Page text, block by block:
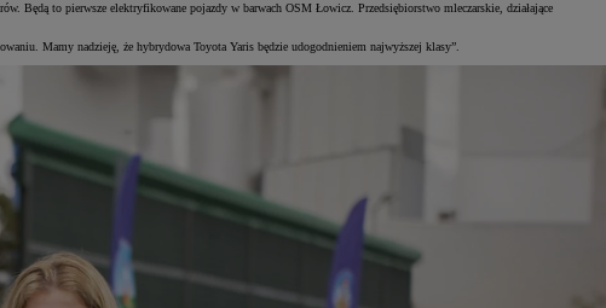
to pierwsze elektryfikowane pojazdy w barwach OSM Łowicz. Przedsiębiorstwo mleczarskie, działające
Mamy nadzieję, że hybrydowa Toyota Yaris będzie udogodnieniem najwyższej klasy”.